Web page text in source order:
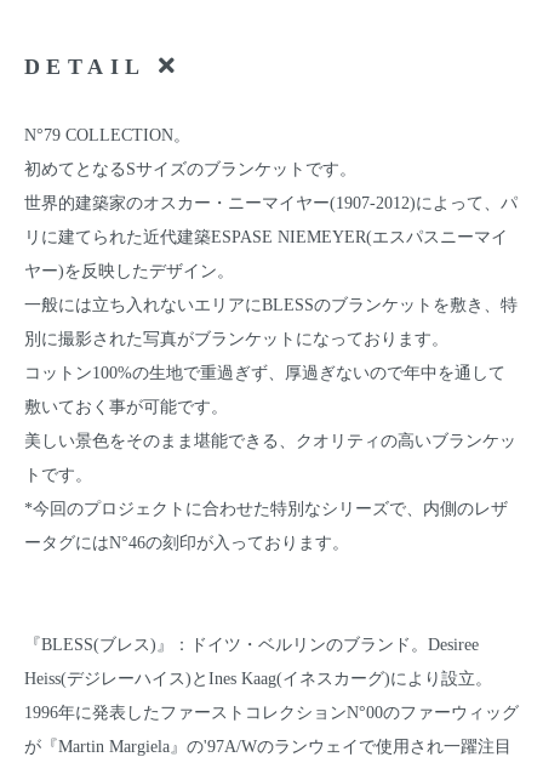
DETAIL
N°79 COLLECTION。
初めてとなるSサイズのブランケットです。
世界的建築家のオスカー・ニーマイヤー(1907-2012)によって、パ
リに建てられた近代建築ESPASE NIEMEYER(エスパスニーマイ
ヤー)を反映したデザイン。
一般には立ち入れないエリアにBLESSのブランケットを敷き、特
別に撮影された写真がブランケットになっております。
コットン100%の生地で重過ぎず、厚過ぎないので年中を通して
敷いておく事が可能です。
美しい景色をそのまま堪能できる、クオリティの高いブランケッ
トです。
*今回のプロジェクトに合わせた特別なシリーズで、内側のレザ
ータグにはN°46の刻印が入っております。
『BLESS(ブレス)』：ドイツ・ベルリンのブランド。Desiree
Heiss(デジレーハイス)とInes Kaag(イネスカーグ)により設立。
1996年に発表したファーストコレクションN°00のファーウィッグ
が『Martin Margiela』の'97A/Wのランウェイで使用され一躍注目